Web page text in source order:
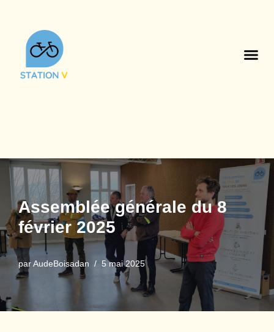
contenu
Assemblée générale du 8
février 2025
parAudeBoisadan 5 mai 2025